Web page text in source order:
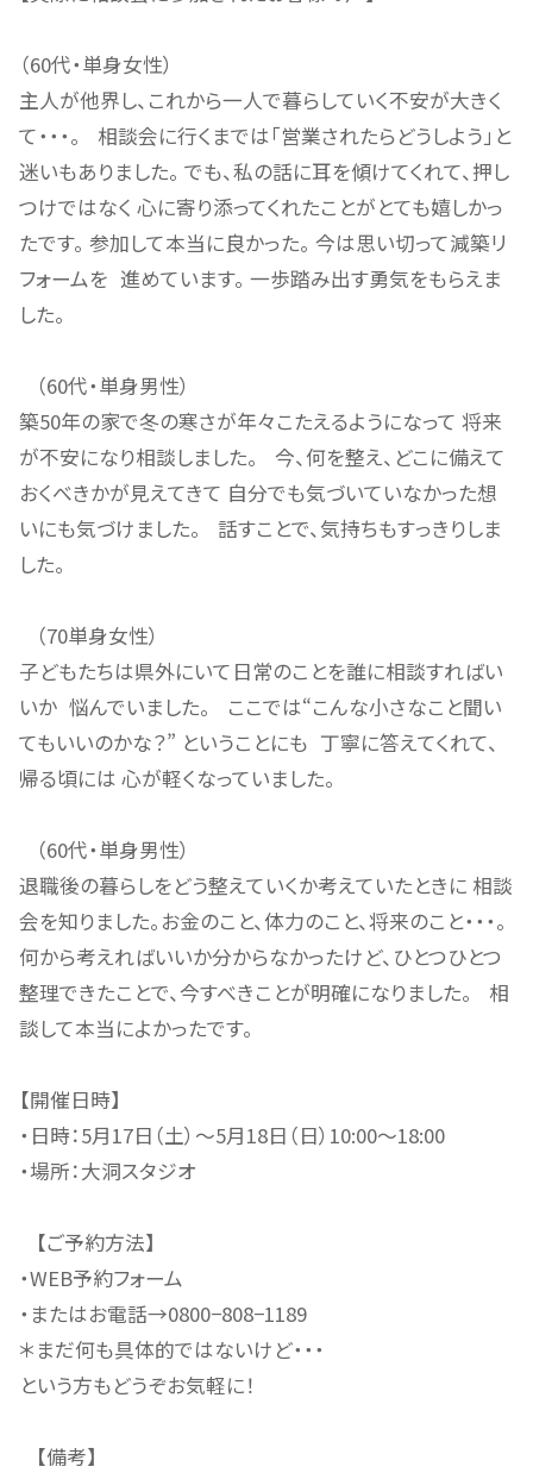
（60代・単身女性）
主人が他界し、これから一人で暮らしていく不安が大きく
て・・・。 相談会に行くまでは「営業されたらどうしよう」と
迷いもありました。 でも、私の話に耳を傾けてくれて、押し
つけではなく 心に寄り添ってくれたことがとても嬉しかっ
たです。 参加して本当に良かった。 今は思い切って減築リ
フォームを 進めています。 一歩踏み出す勇気をもらえま
した。
（60代・単身男性）
築50年の家で冬の寒さが年々こたえるようになって 将来
が不安になり相談しました。 今、何を整え、どこに備えて
おくべきかが見えてきて 自分でも気づいていなかった想
いにも気づけました。 話すことで、気持ちもすっきりしま
した。
（70単身女性）
子どもたちは県外にいて日常のことを誰に相談すればい
いか 悩んでいました。 ここでは“こんな小さなこと聞い
てもいいのかな？” ということにも 丁寧に答えてくれて、
帰る頃には 心が軽くなっていました。
（60代・単身男性）
退職後の暮らしをどう整えていくか考えていたときに 相談
会を知りました。お金のこと、体力のこと、将来のこと・・・。
何から考えればいいか分からなかったけど、ひとつひとつ
整理できたことで、今すべきことが明確になりました。 相
談して本当によかったです。
【開催日時】
・日時：5月17日（土）〜5月18日（日）10:00〜18:00
・場所：大洞スタジオ
【ご予約方法】
・WEB予約フォーム
・またはお電話→0800−808−1189
＊まだ何も具体的ではないけど・・・
という方もどうぞお気軽に！
【備考】